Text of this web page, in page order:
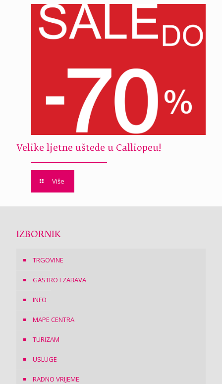
Velike ljetne uštede u Calliopeu!
Više
IZBORNIK
TRGOVINE
GASTRO I ZABAVA
INFO
MAPE CENTRA
TURIZAM
USLUGE
RADNO VRIJEME